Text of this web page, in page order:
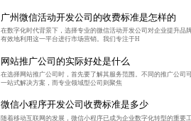
广州微信活动开发公司的收费标准是怎样的
在数字化时代背景下，选择专业的微信活动开发公司对企业提升
有效地利用这一平台进行市场营销。我们专注于H
网站推广公司的实际好处是什么
在选择网站推广公司时，首先要了解其服务范围。不同的推广公司
一站式解决方案，而专业领域型公司则聚焦
微信小程序开发公司收费标准是多少
随着移动互联网的发展，微信小程序已成为企业数字化转型的重